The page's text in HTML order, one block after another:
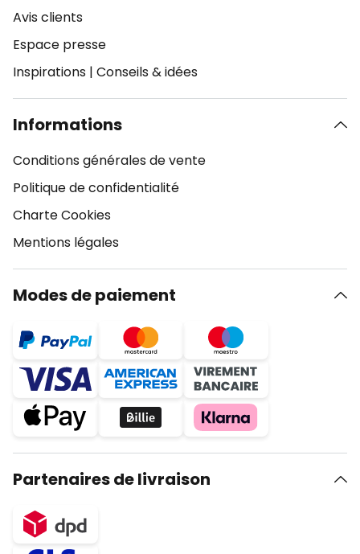
Avis clients
Espace presse
Inspirations | Conseils & idées
Informations
Conditions générales de vente
Politique de confidentialité
Charte Cookies
Mentions légales
Modes de paiement
Partenaires de livraison